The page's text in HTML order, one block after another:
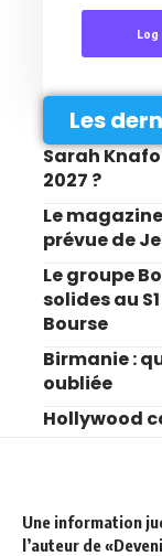
Log
Les
Sarah
2027 ?
Le
prévue de
Le groupe
solides au
Bourse
Birmanie :
oubliée
Hollywood
Une information
l’auteur de